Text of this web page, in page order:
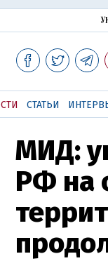
СТАТЬИ
МИД:
РФ на